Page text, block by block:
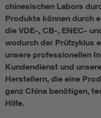
Energy storage
Functional safety
chinesischen Labors
Produkte können durch
die VDE-, CB-, ENEC-
wodurch der Prüfzyklus
unsere professionellen
Kundendienst und
Herstellern, die eine
ganz China benötigen,
Hilfe.